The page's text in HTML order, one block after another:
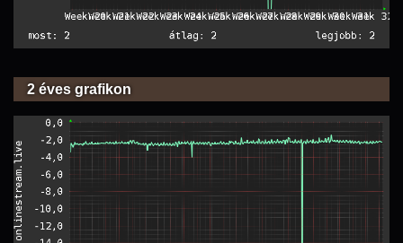
2 éves grafikon